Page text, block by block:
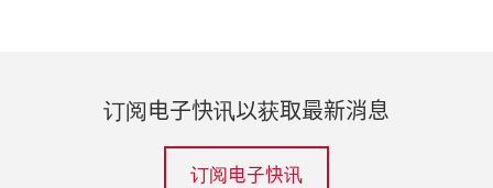
订阅电子快讯以获取最新消息
订阅电子快讯